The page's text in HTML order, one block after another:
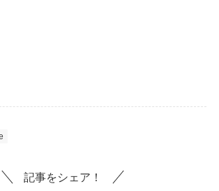
記事をシェア！